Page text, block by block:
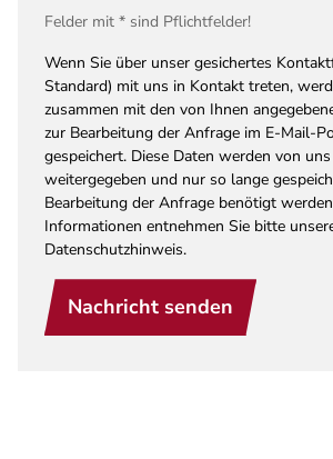
Felder mit * sind Pflichtfelder!
Wenn Sie über unser gesichertes
Standard) mit uns in Kontakt treten,
zusammen mit den von Ihnen
zur Bearbeitung der Anfrage im E-Mail-
gespeichert. Diese Daten werden von
weitergegeben und nur so lange
Bearbeitung der Anfrage benötigt
Informationen entnehmen Sie bitte
Datenschutzhinweis.
Nachricht senden